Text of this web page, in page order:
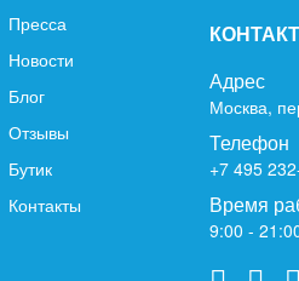
Пресса
Новости
Блог
Отзывы
Бутик
Контакты
Адрес
Москва,
Телефон
+7 495
Время
9:00 -